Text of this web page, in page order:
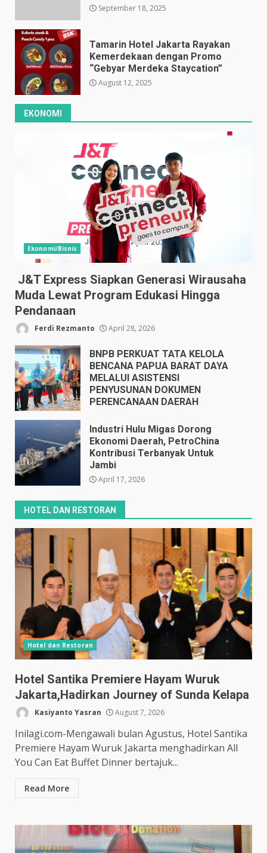
September 18, 2025
Tamarin Hotel Jakarta Rayakan
Kemerdekaan dengan Promo
“Gebyar Merdeka Staycation”
August 12, 2025
EKONOMI
Ekonomi/Bisnis
J&T Express Siapkan Generasi Wirausaha
Muda Lewat Program Edukasi Hingga
Pendanaan
Ferdi Rezmanto April 28, 2026
BNPB PERKUAT TATA KELOLA
BENCANA PAPUA BARAT DAYA
MELALUI ASISTENSI
PENYUSUNAN DOKUMEN
PERENCANAAN DAERAH
Industri Hulu Migas Dorong
Ekonomi Daerah, PetroChina
Kontribusi Terbanyak Untuk
Jambi
April 17, 2026
HOTEL DAN RESTORAN
Hotel dan Restoran
Hotel Santika Premiere Hayam Wuruk
Jakarta,Hadirkan Journey of Sunda Kelapa
Kasiyanto Yasran August 7, 2026
Inilagi.com-Mengawali bulan Agustus, Hotel Santika
Premiere Hayam Wuruk Jakarta menghadirkan All
You Can Eat Buffet Dinner bertajuk...
Read More